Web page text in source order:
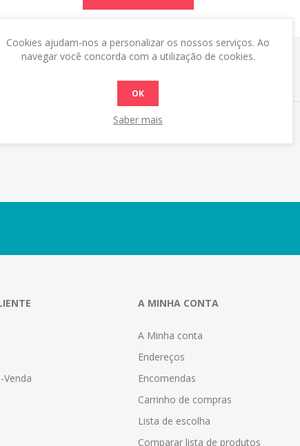
the admin site.
Venda
A MINHA CONTA
A Minha conta
Endereços
Encomendas
Carrinho de compras
Lista de escolha
Comparar lista de produtos
Cookies ajudam-nos a personalizar os nossos serviços. Ao
navegar você concorda com a utilização de cookies.
OK
Saber mais